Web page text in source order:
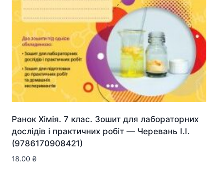
Ранок Хімія. 7 клас. Зошит для лабораторних
дослідів і практичних робіт — Черевань І.І.
(9786170908421)
18.00 ₴